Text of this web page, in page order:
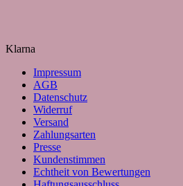
Klarna
Impressum
AGB
Datenschutz
Widerruf
Versand
Zahlungsarten
Presse
Kundenstimmen
Echtheit von Bewertungen